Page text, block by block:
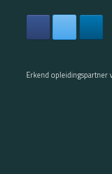
Erkend opleidingspartner